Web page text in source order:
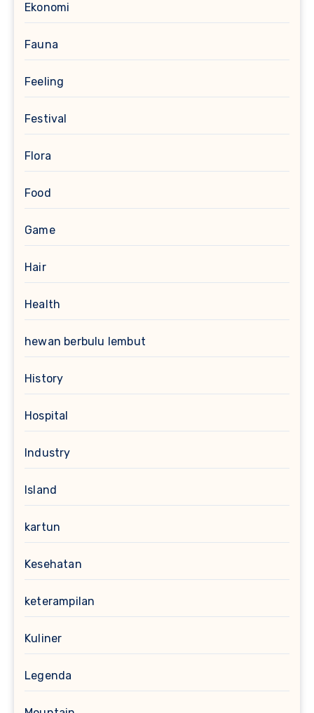
Ekonomi
Fauna
Feeling
Festival
Flora
Food
Game
Hair
Health
hewan berbulu lembut
History
Hospital
Industry
Island
kartun
Kesehatan
keterampilan
Kuliner
Legenda